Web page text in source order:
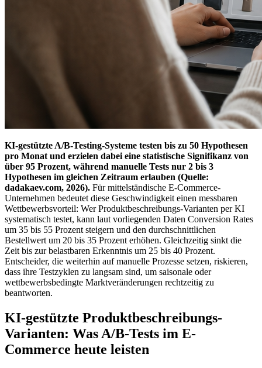
KI-gestützte A/B-Testing-Systeme testen bis zu 50 Hypothesen
pro Monat und erzielen dabei eine statistische Signifikanz von
über 95 Prozent, während manuelle Tests nur 2 bis 3
Hypothesen im gleichen Zeitraum erlauben (Quelle:
dadakaev.com, 2026). Für mittelständische E-Commerce-
Unternehmen bedeutet diese Geschwindigkeit einen messbaren
Wettbewerbsvorteil: Wer Produktbeschreibungs-Varianten per KI
systematisch testet, kann laut vorliegenden Daten Conversion Rates
um 35 bis 55 Prozent steigern und den durchschnittlichen
Bestellwert um 20 bis 35 Prozent erhöhen. Gleichzeitig sinkt die
Zeit bis zur belastbaren Erkenntnis um 25 bis 40 Prozent.
Entscheider, die weiterhin auf manuelle Prozesse setzen, riskieren,
dass ihre Testzyklen zu langsam sind, um saisonale oder
wettbewerbsbedingte Marktveränderungen rechtzeitig zu
beantworten.
KI-gestützte Produktbeschreibungs-
Varianten: Was A/B-Tests im E-
Commerce heute leisten